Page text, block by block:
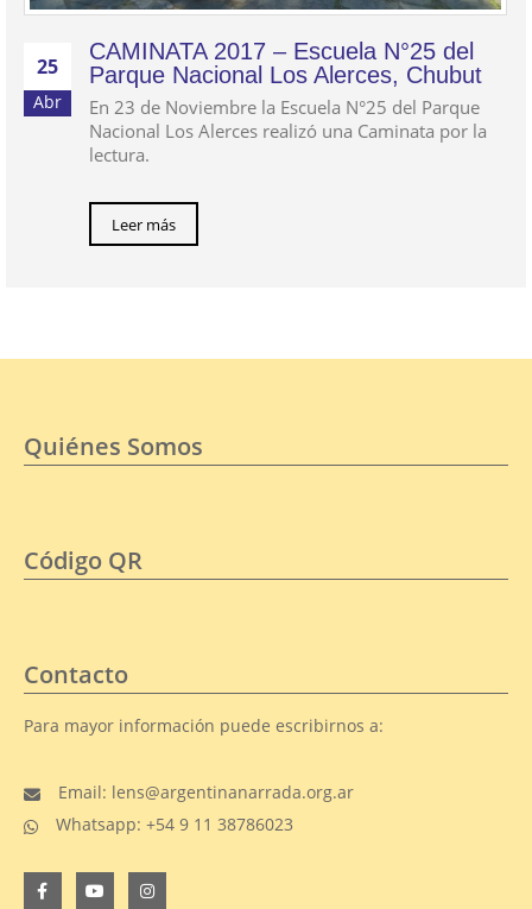
25
Abr
CAMINATA 2017 – Escuela N°25 del
Parque Nacional Los Alerces, Chubut
En 23 de Noviembre la Escuela N°25 del Parque
Nacional Los Alerces realizó una Caminata por la
lectura.
Leer más
Quiénes Somos
Código QR
Contacto
Para mayor información puede escribirnos a:
Email: lens@argentinanarrada.org.ar
Whatsapp: +54 9 11 38786023